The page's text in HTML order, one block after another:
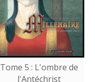
Tome 5 : L'ombre de
l'Antéchrist